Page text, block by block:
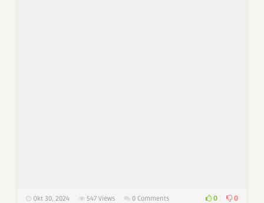
Okt 30, 2024 547 Views 0 Comments 0 0